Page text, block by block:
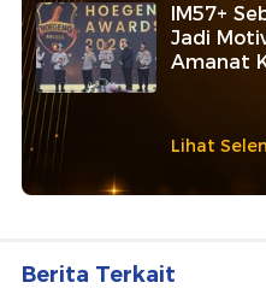
IM57+
Jadi
Amanat
Lihat
Berita Terkait